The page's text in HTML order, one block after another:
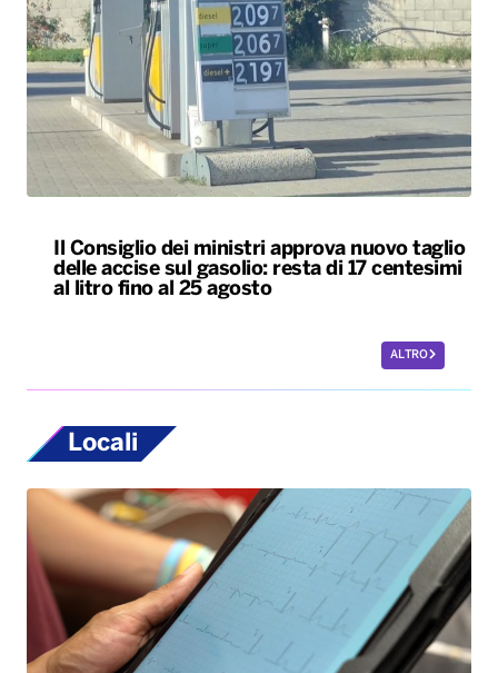
Il Consiglio dei ministri approva nuovo taglio
delle accise sul gasolio: resta di 17 centesimi
al litro fino al 25 agosto
ALTRO
Locali